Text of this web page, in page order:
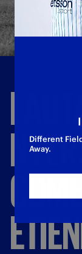
Different
Away.